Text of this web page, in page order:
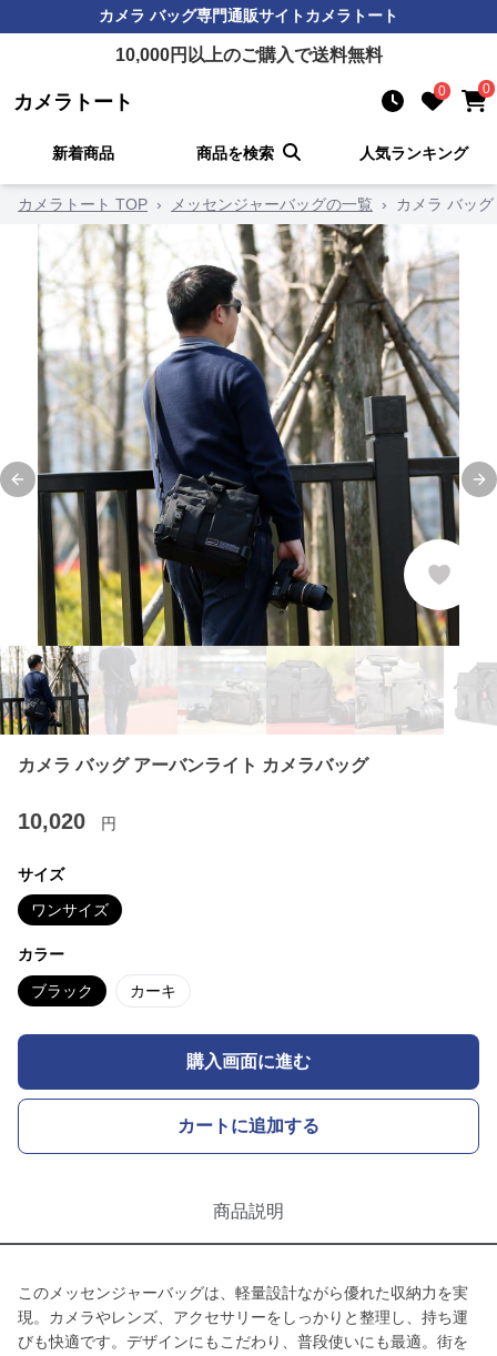
カメラ バッグ専門通販サイトカメラトート
10,000円以上のご購入で送料無料
カメラトート 0 0
新着商品 商品を検索 人気ランキング
カメラトート TOP › メッセンジャーバッグの一覧 › カメラ バッ
Previous slide
カメラ バッグ アーバンライト カメラバッグ
10,020 円
サイズ
ワンサイズ
カラー
ブラック カーキ
購入画面に進む
カートに追加する
商品説明
このメッセンジャーバッグは、軽量設計ながら優れた収納力を実
現。カメラやレンズ、アクセサリーをしっかりと整理し、持ち運
びも快適です。デザインにもこだわり、普段使いにも最適。街を